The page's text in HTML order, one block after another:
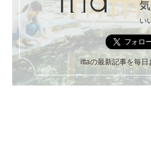
い
ittaの最新記事を毎日